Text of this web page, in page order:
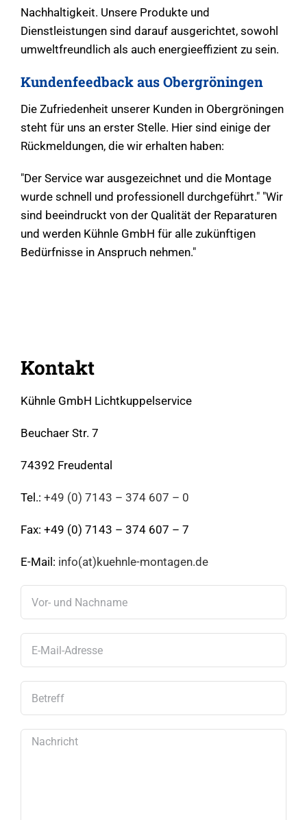
Nachhaltigkeit. Unsere Produkte und
Dienstleistungen sind darauf ausgerichtet, sowohl
umweltfreundlich als auch energieeffizient zu sein.
Kundenfeedback aus Obergröningen
Die Zufriedenheit unserer Kunden in Obergröningen
steht für uns an erster Stelle. Hier sind einige der
Rückmeldungen, die wir erhalten haben:
"Der Service war ausgezeichnet und die Montage
wurde schnell und professionell durchgeführt." "Wir
sind beeindruckt von der Qualität der Reparaturen
und werden Kühnle GmbH für alle zukünftigen
Bedürfnisse in Anspruch nehmen."
Kontakt
Kühnle GmbH Lichtkuppelservice
Beuchaer Str. 7
74392 Freudental
Tel.: +49 (0) 7143 – 374 607 – 0
Fax: +49 (0) 7143 – 374 607 – 7
E-Mail: info(at)kuehnle-montagen.de